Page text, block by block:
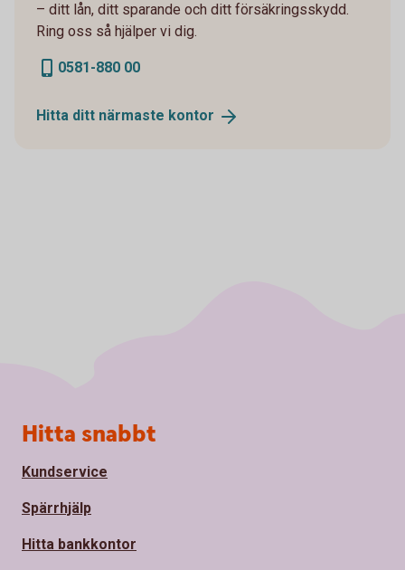
– ditt lån, ditt sparande och ditt försäkringsskydd.
Ring oss så hjälper vi dig.
0581-880 00
Hitta ditt närmaste kontor
Sidfot
Hitta snabbt
Kundservice
Spärrhjälp
Hitta bankkontor